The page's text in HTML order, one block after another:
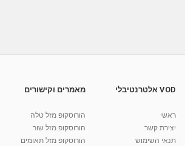
מאת
VOD אלטרנטיבלי
ראשי
יצירת קשר
תנאי השימוש
מאמרים וקישורים
הורוסקופ מזל טלה
הורוסקופ מזל שור
הורוסקופ מזל תאומים